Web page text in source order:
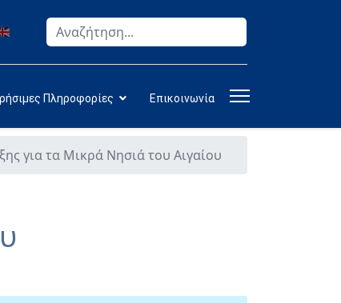
Αναζήτηση
Πληροφορίες Επικοινωνία
για τα Μικρά Νησιά του Αιγαίου